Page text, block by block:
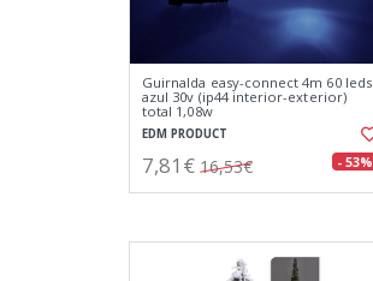
Guirnalda easy-connect 4m 60 leds
azul 30v (ip44 interior-exterior)
total 1,08w
EDM PRODUCT
7,81€ 16,53€ - 53%